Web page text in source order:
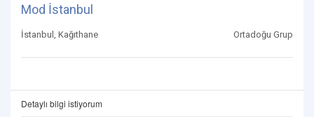
Mod İstanbul
İstanbul, Kağıthane Ortadoğu Grup
Detaylı bilgi istiyorum